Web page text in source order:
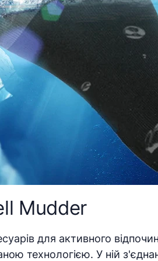
Mudder
для активного
технологією. У ній